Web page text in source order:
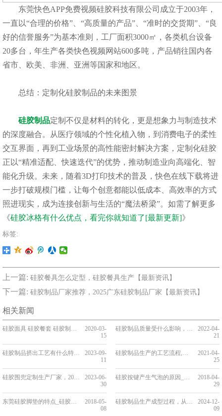
东莞快色APP免费视频硅胶科技有限公司成立于2003年，
一直以“合理的价格”、“高质量的产品”、“准时的交货期”、“良
好的信誉服务”为基本准则，工厂面积3000㎡，各类机台设备
20多台，年生产各类快色视频网站600多吨，产品销往国内各
省市、欧美、非洲、亚洲等国家和地区。
总结：定制化硅胶制品的未来图景
硅胶制品定制不仅是材料的转化，更是想象力与制造技术
的深度融合。从医疗领域的个性化植入物，到消费电子的柔性
交互界面，再到工业场景的高性能密封解决方案，定制化硅胶
正以“精准适配、快速迭代”的优势，推动制造业向高端化、智
能化升级。未来，随着3D打印技术的普及，快色在线下载将进
一步打破规模门槛，让每个创意都能以低成本、高效率的方式
照进现实，成为连接创新与生活的“魔法桥梁”。如需了解更多
《硅胶冰格有什么优点，看完你就知道了[最新更新]》
标签:
上一篇: 硅胶餐具怎么定型，硅胶餐具生产【最新资讯】
下一篇: 硅胶制品厂家推荐，2025广东硅胶制品厂家【最新资讯】
相关新闻
硅胶面具 硅胶餐套 硅胶制品用途
2020-03-
15
硅胶制品质量受什么影响，看完你就知道了[行业知识]
2022-04-
21
硅胶制品挤出工艺有什么特点，看完你就知道了[今日更新]
2023-09-
11
硅胶制品生产的工艺流程,硅胶厂家告诉你[全网解说]
2021-04-
25
硅胶围兜定制生产厂家，2023东莞硅胶围兜定制生产厂家推荐[全网解析]
2023-06-
30
硅胶按键产生气泡的原因_硅胶按键气泡不良解决方法_硅胶按键有气泡怎么办
2018-04-
29
东莞硅胶脚垫的特点_硅胶脚垫厂家的生产流程_硅胶脚垫的用途
2018-05-
08
硅胶制品生产成型过程，从原料到成品需要多久【产品百科】
2024-12-
09